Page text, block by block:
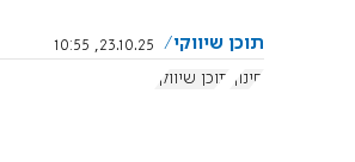
תוכן שיווקי
23.10.25, 10:55
חינוך תוכן שיווקי